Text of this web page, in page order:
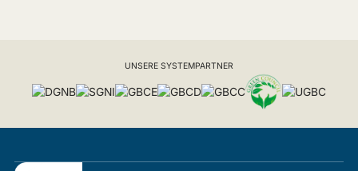
UNSERE SYSTEMPARTNER